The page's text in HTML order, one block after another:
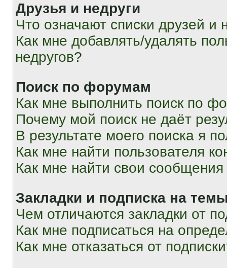
Друзья и недруги
Что означают списки друзей и
Как мне добавлять/удалять
недругов?
Поиск по форумам
Как мне выполнить поиск по
Почему мой поиск не даёт
В результате моего поиска я
Как мне найти пользователя
Как мне найти свои
Закладки и подписка на
Чем отличаются закладки от
Как мне подписаться на
Как мне отказаться от